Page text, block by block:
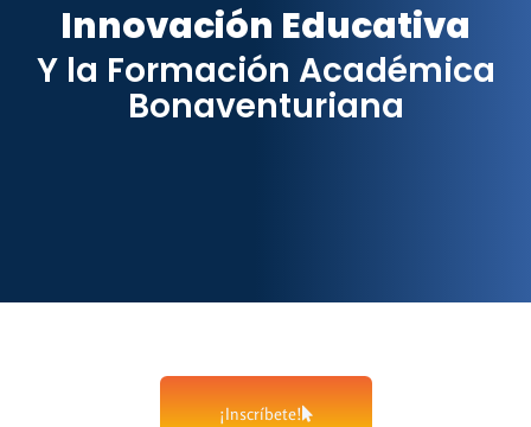
Innovación Educativa
Y la Formación Académica
Bonaventuriana
¡Inscríbete!